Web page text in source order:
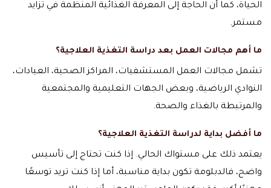
الحياة، كما أن الحاجة إلى المعرفة الغذائية المنظمة في تزايد
مستمر.
ما أهم مجالات العمل بعد دراسة التغذية العلاجية؟
تشمل مجالات العمل المستشفيات، المراكز الصحية، العيادات،
النوادي الرياضية، وبعض الجهات التعليمية والمجتمعية
والمرتبطة بالغذاء والصحة.
ما أفضل بداية لدراسة التغذية العلاجية؟
يعتمد ذلك على مستواك الحالي. إذا كنت تحتاج إلى تأسيس
واضح، فالدبلومة تكون بداية مناسبة، أما إذا كنت تريد توسعًا